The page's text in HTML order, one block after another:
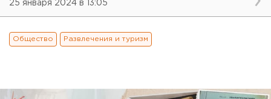
25 января 2024 в 13:05
Общество Развлечения и туризм